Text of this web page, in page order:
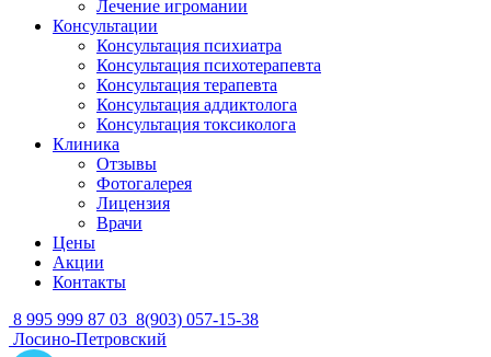
Лечение игромании
Консультации
Консультация психиатра
Консультация психотерапевта
Консультация терапевта
Консультация аддиктолога
Консультация токсиколога
Клиника
Отзывы
Фотогалерея
Лицензия
Врачи
Цены
Акции
Контакты
8 995 999 87 03 8(903) 057-15-38
Лосино-Петровский